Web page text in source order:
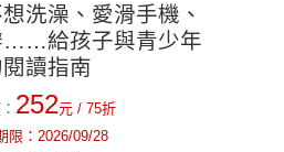
洗澡、愛滑手機、
……給孩子與青少年
讀指南
252元 / 75折
限： 2026/09/28